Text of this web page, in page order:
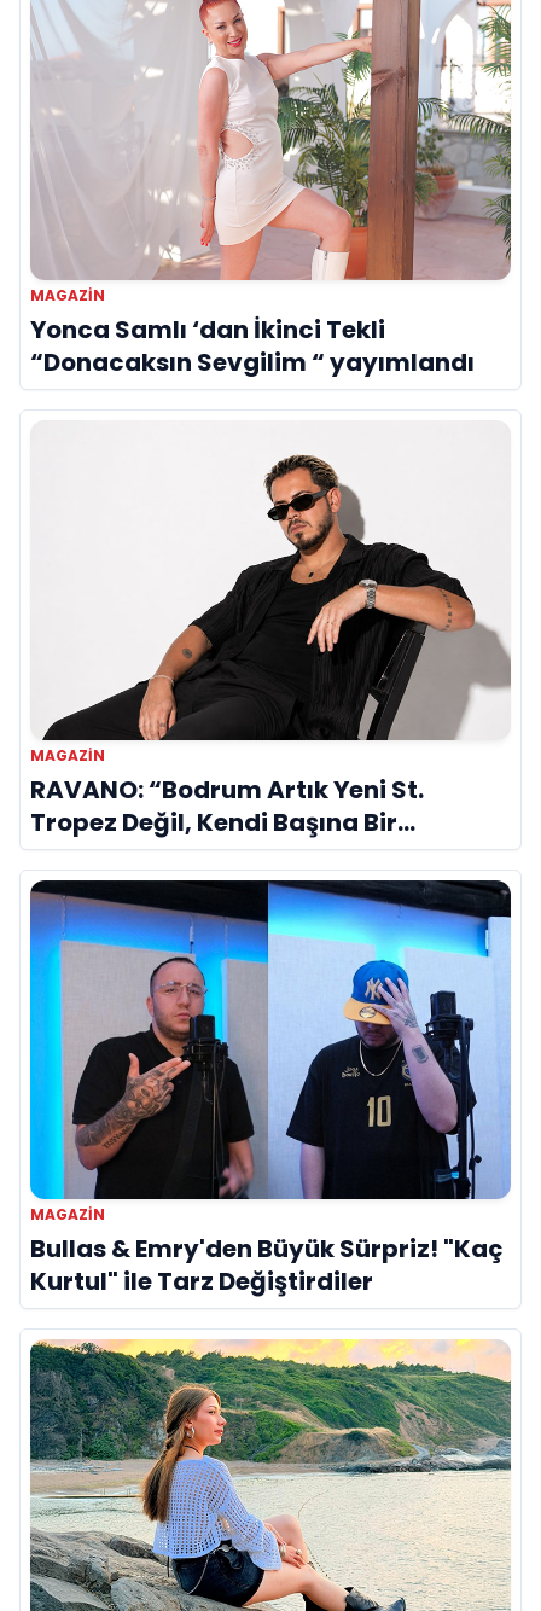
MAGAZIN
Yonca Samlı ‘dan İkinci Tekli
“Donacaksın Sevgilim “ yayımlandı
MAGAZIN
RAVANO: “Bodrum Artık Yeni St.
Tropez Değil, Kendi Başına Bir
Referans”
MAGAZIN
Bullas & Emry'den Büyük Sürpriz! "Kaç
Kurtul" ile Tarz Değiştirdiler